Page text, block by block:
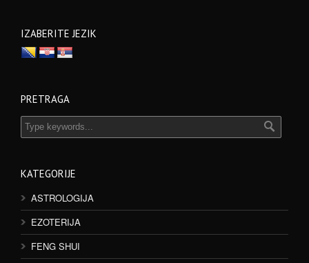
IZABERITE JEZIK
PRETRAGA
KATEGORIJE
ASTROLOGIJA
EZOTERIJA
FENG SHUI